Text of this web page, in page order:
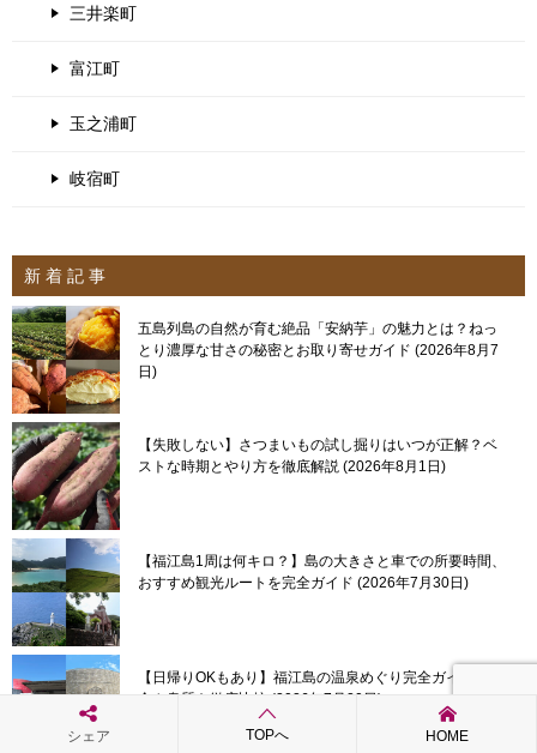
三井楽町
富江町
玉之浦町
岐宿町
新 着 記 事
五島列島の自然が育む絶品「安納芋」の魅力とは？ねっ
とり濃厚な甘さの秘密とお取り寄せガイド 2026年8月7
日
【失敗しない】さつまいもの試し掘りはいつが正解？ベ
ストな時期とやり方を徹底解説 2026年8月1日
【福江島1周は何キロ？】島の大きさと車での所要時間、
おすすめ観光ルートを完全ガイド 2026年7月30日
【日帰りOKもあり】福江島の温泉めぐり完全ガイド！料
金や泉質を徹底比較
2026年7月20日
シェア TOPへ HOME